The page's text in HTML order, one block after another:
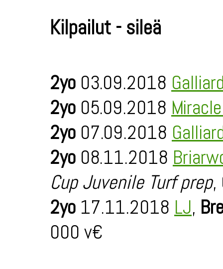
Kilpailut - sileä
2yo 03.09.2018
2yo 05.09.2018
2yo 07.09.2018
2yo 08.11.2018
Cup Juvenile Turf prep,
2yo 17.11.2018 LJ,
000 v€